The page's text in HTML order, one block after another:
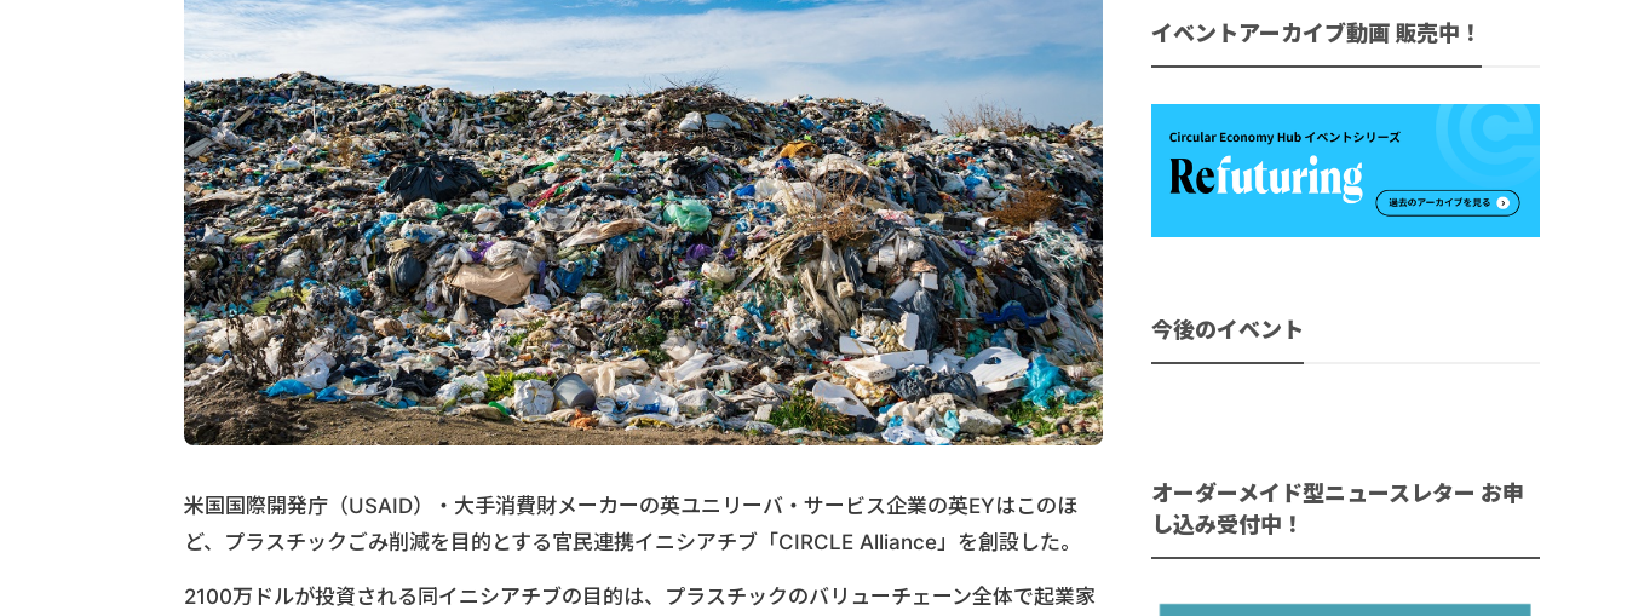
米国国際開発庁（USAID）・大手消費財メーカーの英ユニリーバ・サービス企業の英EYはこのほ
ど、プラスチックごみ削減を目的とする官民連携イニシアチブ「CIRCLE Alliance」を創設した。
2100万ドルが投資される同イニシアチブの目的は、プラスチックのバリューチェーン全体で起業家
イベントアーカイブ動画 販売中！
今後のイベント
オーダーメイド型ニュースレター お申
し込み受付中！